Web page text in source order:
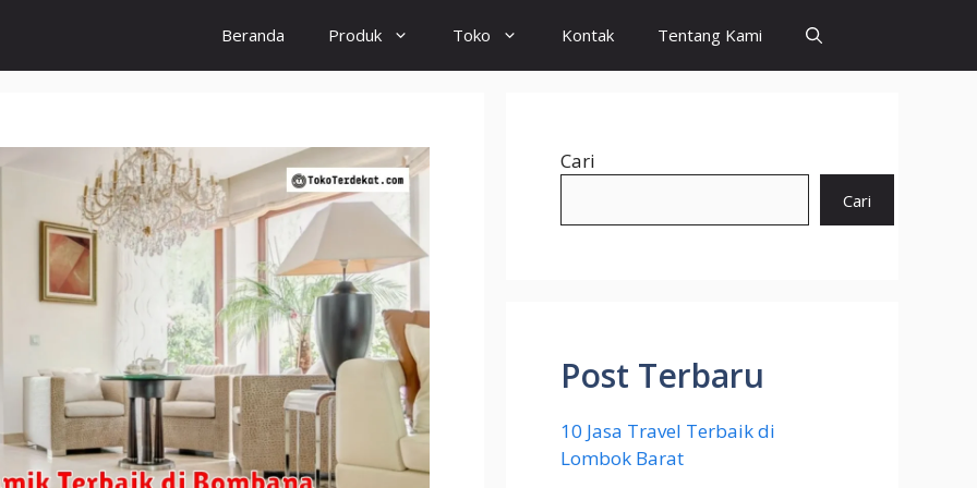
Beranda Produk Toko Kontak Tentang Kami
Cari
Cari
Post Terbaru
10 Jasa Travel Terbaik di
Lombok Barat